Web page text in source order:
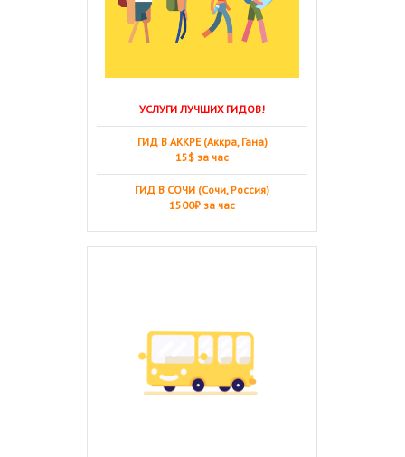
УСЛУГИ ЛУЧШИХ ГИДОВ!
ГИД В АККРЕ (Аккра, Гана)
15$ за час
ГИД В СОЧИ (Сочи, Россия)
1500₽ за час